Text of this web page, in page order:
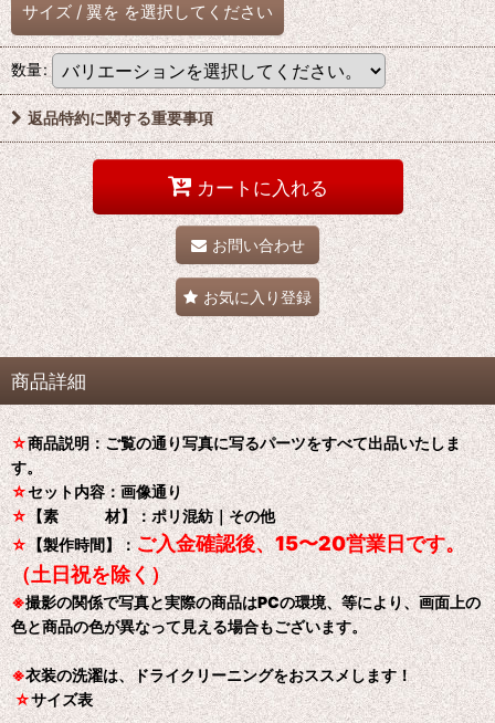
サイズ / 翼を を選択してください
数量:
返品特約に関する重要事項
カートに入れる
お問い合わせ
お気に入り登録
商品詳細
☆商品説明：ご覧の通り写真に写るパーツをすべて出品いたしま
す。
☆セット内容：画像通り
☆【素 材】：ポリ混紡｜その他
☆【製作時間】：ご入金確認後、15〜20営業日です。
（土日祝を除く）
※撮影の関係で写真と実際の商品はPCの環境、等により、画面上の
色と商品の色が異なって見える場合もございます。
※衣装の洗濯は、ドライクリーニングをおススメします！
☆サイズ表